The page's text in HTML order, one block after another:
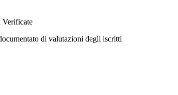
Verificate
di valutazioni degli iscritti